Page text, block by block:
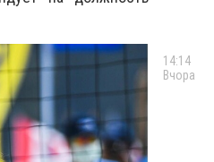
14:14
Вчора